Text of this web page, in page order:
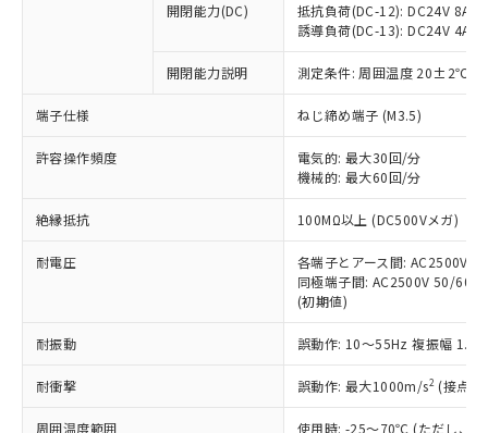
開閉能力(DC)
抵抗負荷(DC-12): DC24V 8A/
誘導負荷(DC-13): DC24V 4A/
開閉能力説明 測定条件: 周囲温度 20±2℃、
端子仕様 ねじ締め端子 (M3.5)
許容操作頻度
電気的: 最大30回/分
機械的: 最大60回/分
絶縁抵抗 100MΩ以上 (DC500Vメガ)
耐電圧
各端子とアース間: AC2500V
同極端子間: AC2500V 50/
(初期値)
耐振動 誤動作: 10～55Hz 複振幅
耐衝撃 誤動作: 最大1000m/s2 (接点
周囲温度範囲
使用時: -25～70℃ (ただし、氷
以下の条件をお読みいただき、同意のうえ
ご利用ください。
本サービスは、当社制御機器事業取扱
商品の当社在庫状況および標準価格
(税抜)を提供させていただくもので
当社制御機器事業取扱商品の中には、
本サービスの対象外となる商品もある
ことをご了承ください。
在庫状況および標準価格照会結果は、
記載している更新日時点での社内デー
タに基づき作成されるものであり、閲
覧された時点での実際の在庫および標
準価格とは異なる場合があることをご
正式な納期状況および標準価格はお客
対応予定なし：EU RoHS指令（10物質）の
非含有に非対応の商品で、対応品を出す予
調査・確認中：EU RoHS指令（10物質）の
非含有の対応状況を調査中または確認中の
商品です。
非該当品：ライセンス料など無形物で、有
害物質有無と関係のない商品です。
仕入先様の事情により、非含有部品として
いたものが、含有品と判明した場合などや
むを得ず変更することがあります。
鉛(Pb) 1000ppm以下、 水銀(Hg) 1000ppm以下、 カド
六価クロム(Cr(Ⅵ)) 1000ppm以下、ポリ臭化ビフェニル
類(PBB) 1000ppm以下、ポリ臭化ジフェニルエーテル類
「○」：最大均質材料含有率が中国RoHSの
基準値以下であることを示します。
「×」：最大均質材料含有率が中国RoHSの
基準値を超えていることを示します。
「－」：未確認です。当社販売部門へお問
*中国RoHS10物質の基準値 (GB/T26572)：
Pb(鉛) :1000ppm、 Hg(水銀) : 1000ppm、 Cd(カドミウ
Cr(Ⅵ)(六価クロム) : 1000ppm、 PBBs(ポリ臭化ビフェ
ニル類) : 1000ppm、 PBDEs(ポリ臭化ジフェニルエーテ
ル類) : 1000ppm、
当社は、これら貴社製品のうち、外国
為替および外国貿易法に定める商品
（以下｢規制貨物等」という）を輸出
または国外への提供する場合は、日本
国政府の輸出許可(または役務取引許
可)を取得するなどの必要な手続きを
当社は規制貨物を破棄する場合は、完
一定数以上の在庫あり